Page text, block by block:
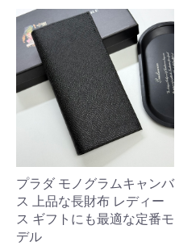
プラダ モノグラムキャンバ
ス 上品な長財布 レディー
ス ギフトにも最適な定番モ
デル